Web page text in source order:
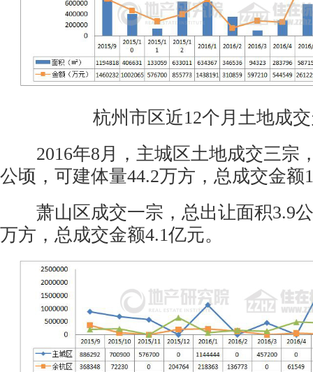
杭州市区近12个月土地成
2016年8月，主城区土地成交三宗
公顷，可建体量44.2万方，总成交金额
萧山区成交一宗，总出让面积3.9公
万方，总成交金额4.1亿元。